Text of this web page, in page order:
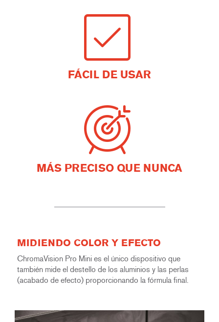
FÁCIL DE USAR
MÁS PRECISO QUE NUNCA
MIDIENDO COLOR Y EFECTO
ChromaVision Pro Mini es el único dispositivo que
también mide el destello de los aluminios y las perlas
(acabado de efecto) proporcionando la fórmula final.